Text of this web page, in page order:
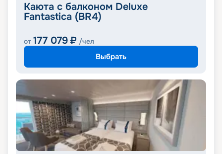
Каюта с балконом Deluxe
Fantastica (BR4)
от 177 079 ₽ /чел
Выбрать